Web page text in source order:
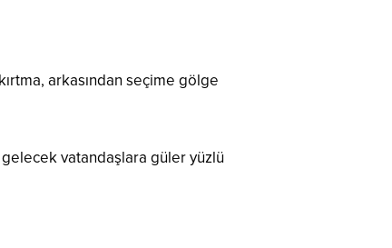
arkasından seçime gölge
vatandaşlara güler yüzlü